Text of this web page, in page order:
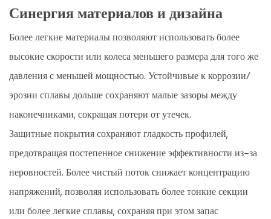
Синергия материалов и дизайна
Более легкие материалы позволяют использовать более
высокие скорости или колеса меньшего размера для того же
давления с меньшей мощностью. Устойчивые к коррозии/
эрозии сплавы дольше сохраняют малые зазоры между
наконечниками, сокращая потери от утечек.
Защитные покрытия сохраняют гладкость профилей,
предотвращая постепенное снижение эффективности из-за
неровностей. Более чистый поток снижает концентрацию
напряжений, позволяя использовать более тонкие секции
или более легкие сплавы, сохраняя при этом запас